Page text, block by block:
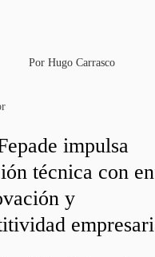
Por Hugo Carrasco
impulsa
técnica con
y